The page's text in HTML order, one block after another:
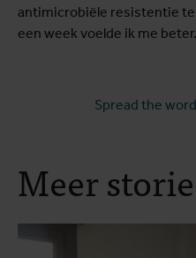
antimicrobiële resistentie
een week voelde ik me beter.
Spread the
Meer